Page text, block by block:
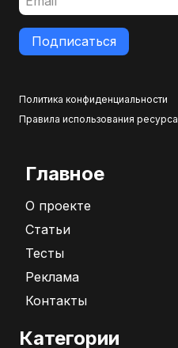
Подписаться
Политика конфиденциальности
Правила использования ресурса
Главное
О проекте
Статьи
Тесты
Реклама
Контакты
Категории